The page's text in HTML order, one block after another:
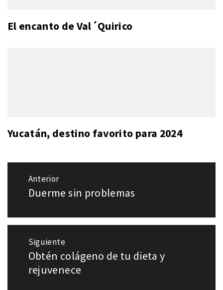
El encanto de Val´Quirico
Yucatán, destino favorito para 2024
Navegación
Anterior
Entrada
Duerme sin problemas
Siguiente
Entrada
siguiente:
Obtén colágeno de tu dieta y
rejuvenece